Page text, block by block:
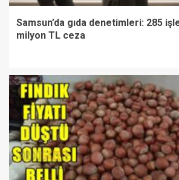
Samsun’da gıda denetimleri: 285
milyon TL ceza